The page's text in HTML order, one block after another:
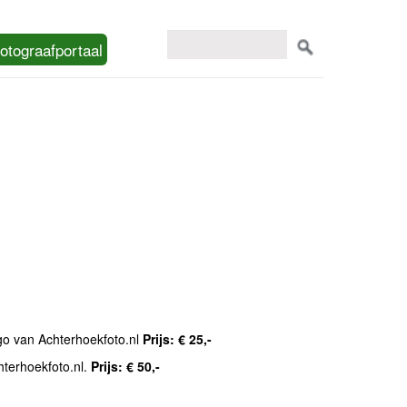
van Achterhoekfoto.nl Prijs: € 25,-
Prijs: € 50,-